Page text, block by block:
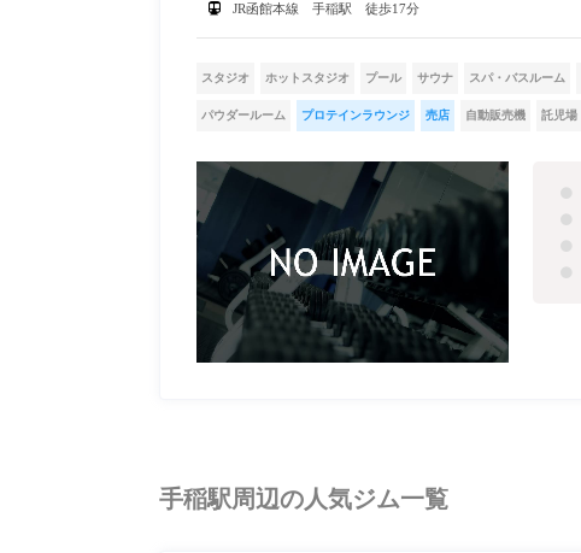
JR函館本線 手稲駅 徒歩17分
スタジオ ホットスタジオ プール サウナ スパ・バスルーム
パウダールーム プロテインラウンジ 売店 自動販売機 託児場
手稲駅周辺の人気ジム一覧